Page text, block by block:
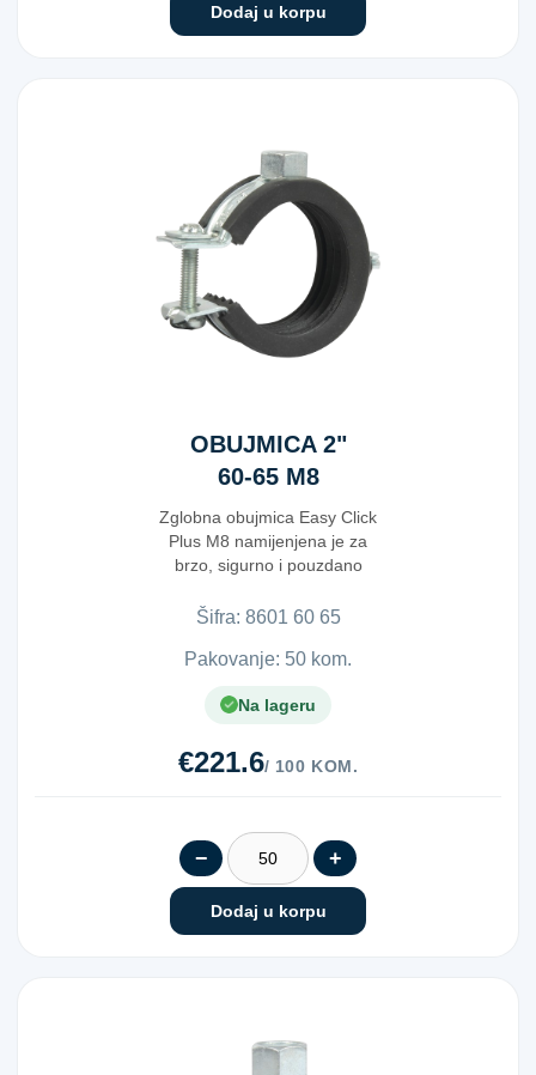
Dodaj u korpu
OBUJMICA 2"
60-65 M8
Zglobna obujmica Easy Click
Plus M8 namijenjena je za
brzo, sigurno i pouzdano
Šifra: 8​6​0​1​ ​6​0​ ​6​5​
Pakovanje: 50 kom.
Na lageru
€221.6/ 100 KOM.
− +
Dodaj u korpu